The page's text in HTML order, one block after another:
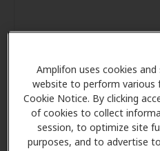
Amplifon uses cookies
website to perform various
Cookie Notice. By clicking
of cookies to collect
session, to optimize site
purposes, and to advertise